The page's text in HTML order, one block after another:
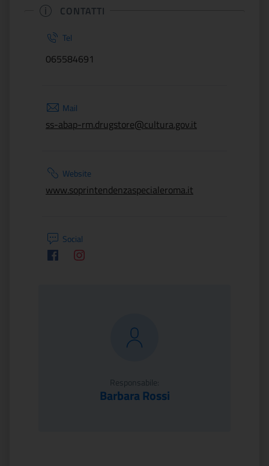
CONTATTI
Tel
065584691
Mail
ss-abap-rm.drugstore@cultura.gov.it
Website
www.soprintendenzaspecialeroma.it
Social
FacebookInstagram
Responsabile:
Barbara Rossi